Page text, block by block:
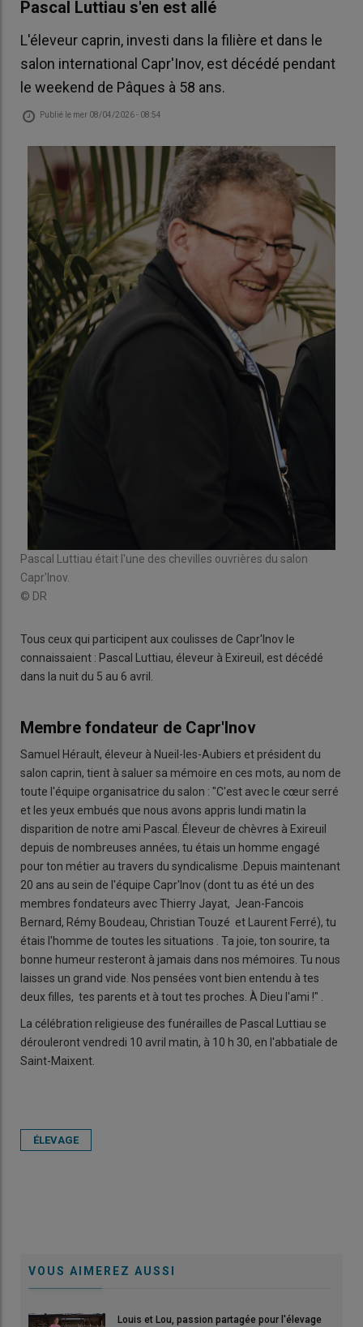
Pascal Luttiau s'en est allé
L'éleveur caprin, investi dans la filière et dans le
salon international Capr'Inov, est décédé pendant
le weekend de Pâques à 58 ans.
Publié le mer 08/04/2026 - 08:54
Pascal Luttiau était l'une des chevilles ouvrières du salon
Capr'Inov.
© DR
Tous ceux qui participent aux coulisses de Capr'Inov le
connaissaient : Pascal Luttiau, éleveur à Exireuil, est décédé
dans la nuit du 5 au 6 avril.
Membre fondateur de Capr'Inov
Samuel Hérault, éleveur à Nueil-les-Aubiers et président du
salon caprin, tient à saluer sa mémoire en ces mots, au nom de
toute l'équipe organisatrice du salon : "C'est avec le cœur serré
et les yeux embués que nous avons appris lundi matin la
disparition de notre ami Pascal. Éleveur de chèvres à Exireuil
depuis de nombreuses années, tu étais un homme engagé
pour ton métier au travers du syndicalisme .Depuis maintenant
20 ans au sein de l'équipe Capr'Inov (dont tu as été un des
membres fondateurs avec Thierry Jayat, Jean-Fancois
Bernard, Rémy Boudeau, Christian Touzé et Laurent Ferré), tu
étais l'homme de toutes les situations . Ta joie, ton sourire, ta
bonne humeur resteront à jamais dans nos mémoires. Tu nous
laisses un grand vide. Nos pensées vont bien entendu à tes
deux filles, tes parents et à tout tes proches. À Dieu l'ami !" .
La célébration religieuse des funérailles de Pascal Luttiau se
dérouleront vendredi 10 avril matin, à 10 h 30, en l'abbatiale de
Saint-Maixent.
ÉLEVAGE
VOUS AIMEREZ AUSSI
Louis et Lou, passion partagée pour l'élevage